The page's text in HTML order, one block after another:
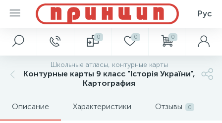
Рус
0 0 0
Школьные атласы, контурные карты
Контурные карты 9 класс "Історія України",
Картография
Описание Характеристики Отзывы 0